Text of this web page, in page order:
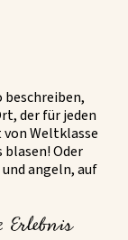
beschreiben,
der für jeden
Weltklasse
blasen! Oder
angeln, auf
Erlebnis